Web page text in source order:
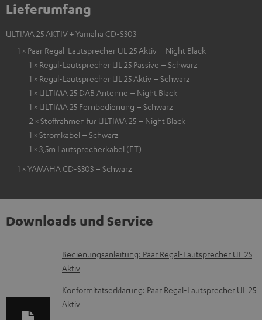
Lieferumfang
ULTIMA 25 AKTIV + Yamaha CD-S303
1 × Paar Regal-Lautsprecher UL 25 Aktiv – Night Black
1 × Regal-Lautsprecher UL 25 Passive – Schwarz
1 × Regal-Lautsprecher UL 25 Aktiv – Schwarz
1 × ULTIMA 25 DAB Antenne – Night Black
1 × ULTIMA 25 Fernbedienung – Schwarz
2 × Stoffrahmen für ULTIMA 25 – Night Black
1 × Stromkabel – Schwarz
1 × 3,5m Lautsprecherkabel (ET)
1 × YAMAHA CD-S303 – Schwarz
Downloads und Service
D
o
k
u
Bedienungsanleitung: Paar Regal-Lautsprecher UL 25
Aktiv
Konformitätserklärung: Paar Regal-Lautsprecher UL 25
Aktiv